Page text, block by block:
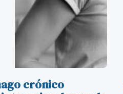
crónico